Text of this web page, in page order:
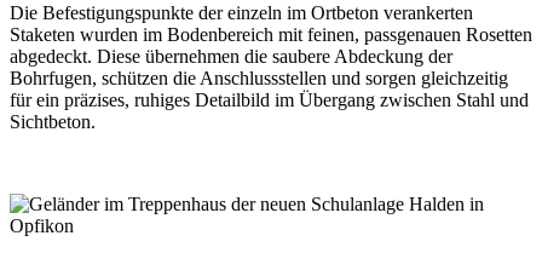
Die Befestigungspunkte der einzeln im Ortbeton verankerten
Staketen wurden im Bodenbereich mit feinen, passgenauen Rosetten
abgedeckt. Diese übernehmen die saubere Abdeckung der
Bohrfugen, schützen die Anschlussstellen und sorgen gleichzeitig
für ein präzises, ruhiges Detailbild im Übergang zwischen Stahl und
Sichtbeton.